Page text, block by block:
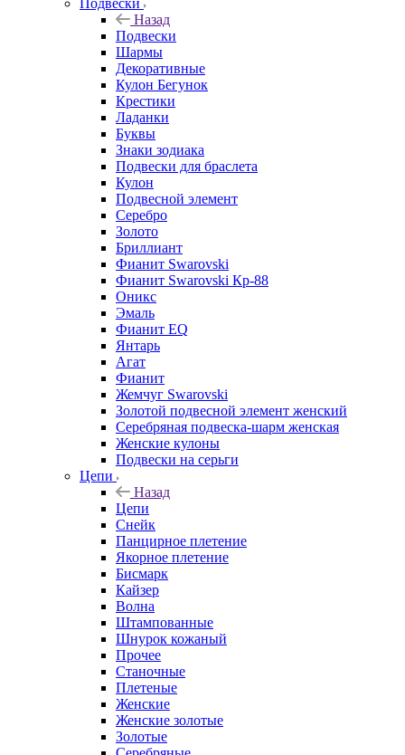
Подвески
Назад
Подвески
Шармы
Декоративные
Кулон Бегунок
Крестики
Ладанки
Буквы
Знаки зодиака
Подвески для браслета
Кулон
Подвесной элемент
Серебро
Золото
Бриллиант
Фианит Swarovski
Фианит Swarovski Кр-88
Оникс
Эмаль
Фианит EQ
Янтарь
Агат
Фианит
Жемчуг Swarovski
Золотой подвесной элемент женcкий
Серебряная подвеска-шарм женская
Женские кулоны
Подвески на серьги
Цепи
Назад
Цепи
Снейк
Панцирное плетение
Якорное плетение
Бисмарк
Кайзер
Волна
Штампованные
Шнурок кожаный
Прочее
Станочные
Плетеные
Женские
Женские золотые
Золотые